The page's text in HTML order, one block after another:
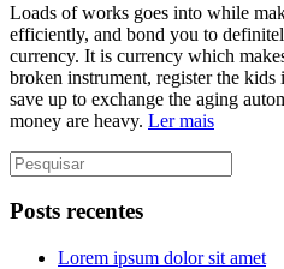
Loads of works goes into while
efficiently, and bond you to
currency. It is currency which
broken instrument, register the
save up to exchange the aging
money are heavy. Ler mais
Posts recentes
Lorem ipsum dolor sit amet